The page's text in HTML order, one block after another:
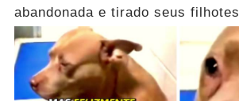
abandonada e tirado seus filhotes